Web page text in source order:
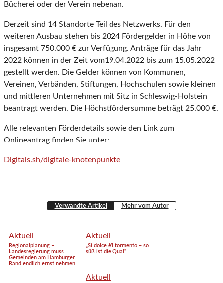
Bücherei oder der Verein nebenan.
Derzeit sind 14 Standorte Teil des Netzwerks. Für den
weiteren Ausbau stehen bis 2024 Fördergelder in Höhe von
insgesamt 750.000 € zur Verfügung. Anträge für das Jahr
2022 können in der Zeit vom19.04.2022 bis zum 15.05.2022
gestellt werden. Die Gelder können von Kommunen,
Vereinen, Verbänden, Stiftungen, Hochschulen sowie kleinen
und mittleren Unternehmen mit Sitz in Schleswig-Holstein
beantragt werden. Die Höchstfördersumme beträgt 25.000 €.
Alle relevanten Förderdetails sowie den Link zum
Onlineantrag finden Sie unter:
Digitals.sh/digitale-knotenpunkte
Verwandte Artikel Mehr vom Autor
Aktuell
Regionalplanung –
Landesregierung muss
Gemeinden am Hamburger
Rand endlich ernst nehmen
Aktuell
„Si dolce è’l tormento – so
süß ist die Qual“
Aktuell